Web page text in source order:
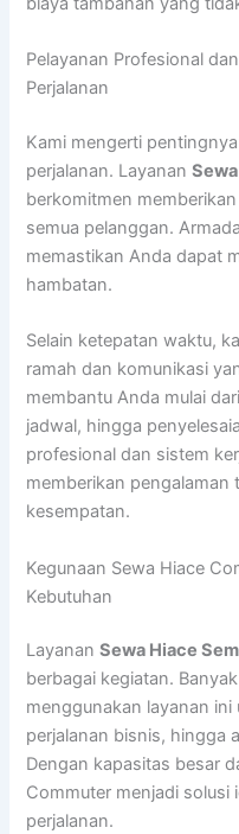
Pelayanan Profesional
Perjalanan
Kami mengerti
perjalanan. Layanan
berkomitmen
semua pelanggan.
memastikan Anda dapat
hambatan.
Selain ketepatan waktu,
ramah dan komunikasi
membantu Anda mulai
jadwal, hingga
profesional dan sistem
memberikan pengalaman
kesempatan.
Kegunaan Sewa Hiace
Kebutuhan
LayananSewa Hiace
berbagai kegiatan.
menggunakan layanan ini
perjalanan bisnis, hingga
Dengan kapasitas besar
Commuter menjadi solusi
perjalanan.